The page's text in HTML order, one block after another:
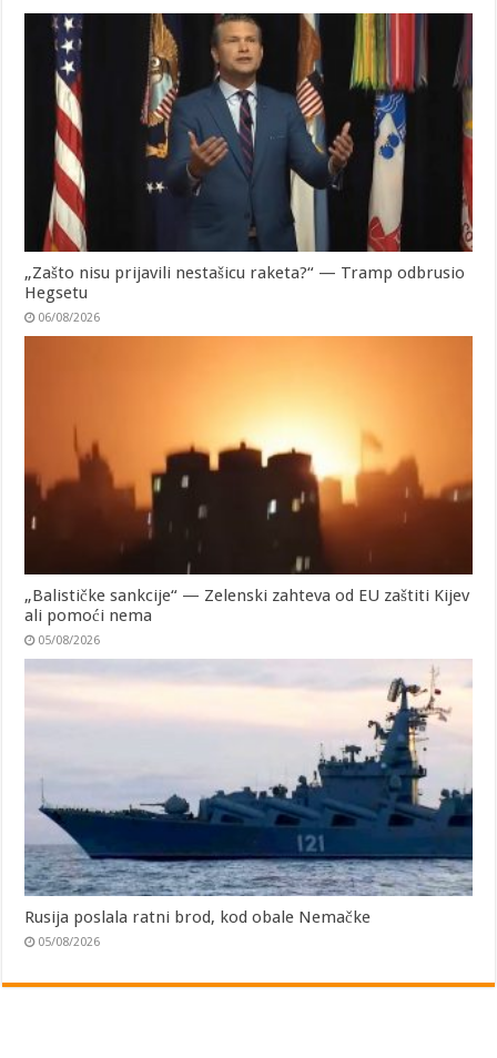
„Zašto nisu prijavili nestašicu raketa?“ — Tramp odbrusio
Hegsetu
06/08/2026
„Balističke sankcije“ — Zelenski zahteva od EU zaštiti Kijev
ali pomoći nema
05/08/2026
Rusija poslala ratni brod, kod obale Nemačke
05/08/2026